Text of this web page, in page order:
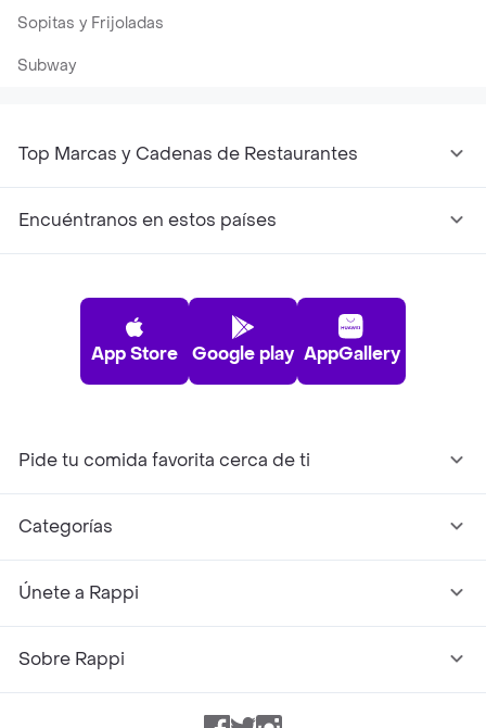
Sopitas y Frijoladas
Subway
Top Marcas y Cadenas de Restaurantes
Encuéntranos en estos países
App Store Google play AppGallery
Pide tu comida favorita cerca de ti
Categorías
Únete a Rappi
Sobre Rappi